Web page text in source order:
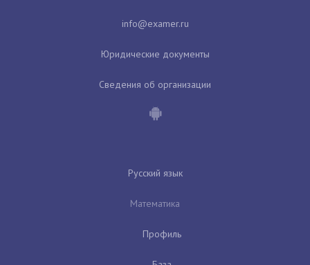
Юридические документы
Сведения об организации
Русский язык
Математика
Профиль